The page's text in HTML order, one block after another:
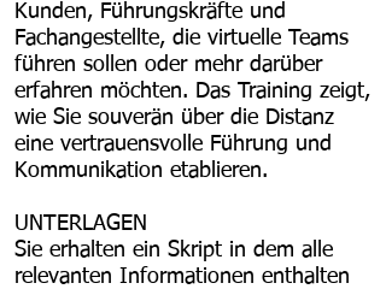
Kunden, Führungskräfte und
Fachangestellte, die virtuelle Teams
führen sollen oder mehr darüber
erfahren möchten. Das Training zeigt,
wie Sie souverän über die Distanz
eine vertrauensvolle Führung und
Kommunikation etablieren.
UNTERLAGEN
Sie erhalten ein Skript in dem alle
relevanten Informationen enthalten